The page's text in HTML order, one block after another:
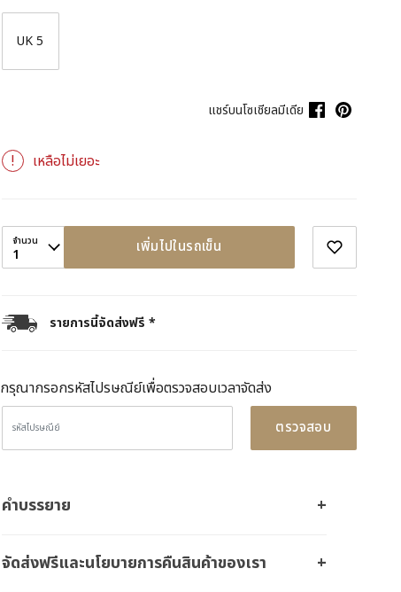
UK 5
แชร์บนโซเชียลมีเดีย
เหลือไม่เยอะ
จำนวน
1 เพิ่มไปในรถเข็น
รายการนี้จัดส่งฟรี *
กรุณากรอกรหัสไปรษณีย์เพื่อตรวจสอบเวลาจัดส่ง
ตรวจสอบ
คำบรรยาย
จัดส่งฟรีและนโยบายการคืนสินค้าของเรา